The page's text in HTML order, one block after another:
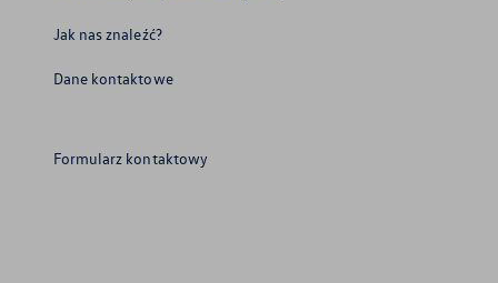
Jak nas znaleźć?
Dane kontaktowe
Formularz kontaktowy